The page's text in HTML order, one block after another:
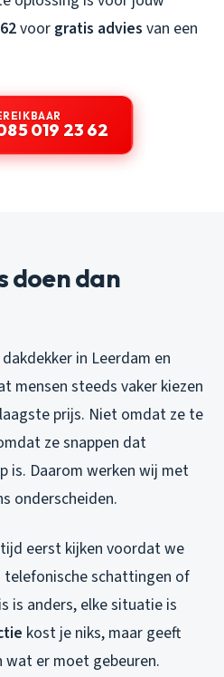
voor gratis advies van een
019 23 62
doen dan
in Leerdam en
mensen steeds vaker kiezen
prijs. Niet omdat ze te
ze snappen dat
is. Daarom werken wij met
onderscheiden.
eerst kijken voordat we
telefonische schattingen of
is anders, elke situatie is
kost je niks, maar geeft
wat er moet gebeuren.